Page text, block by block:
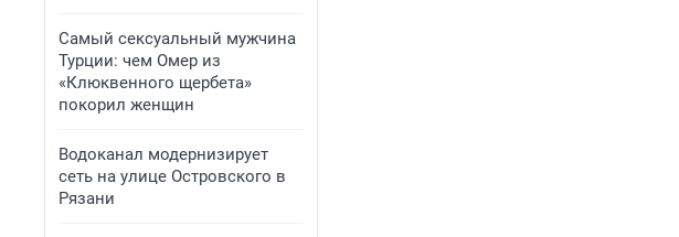
Самый сексуальный мужчина
Турции: чем Омер из
«Клюквенного щербета»
покорил женщин
Водоканал модернизирует
сеть на улице Островского в
Рязани